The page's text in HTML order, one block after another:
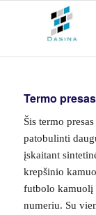
Termo
Šis termo
patobulinti
įskaitant
krepšinio
futbolo kamuolį
numeriu. Su